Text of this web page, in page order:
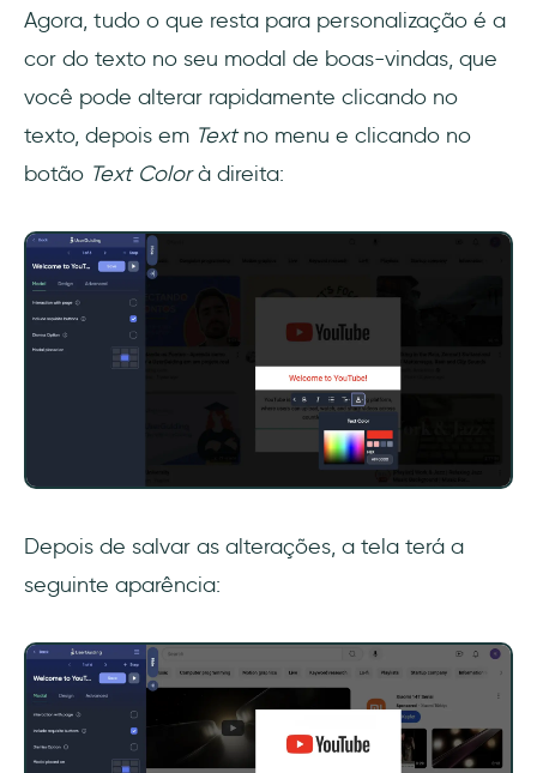
Agora, tudo o que resta para personalização é a
cor do texto no seu modal de boas-vindas, que
você pode alterar rapidamente clicando no
texto, depois em Textno menu e clicando no
botão Text Colorà direita:
Depois de salvar as alterações, a tela terá a
seguinte aparência: